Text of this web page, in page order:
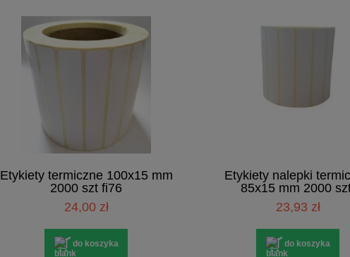
Etykiety termiczne 100x15 mm
2000 szt fi76
24,00 zł
do koszyka
Etykiety nalepki
85x15 mm 2000
23,93 zł
do koszyka